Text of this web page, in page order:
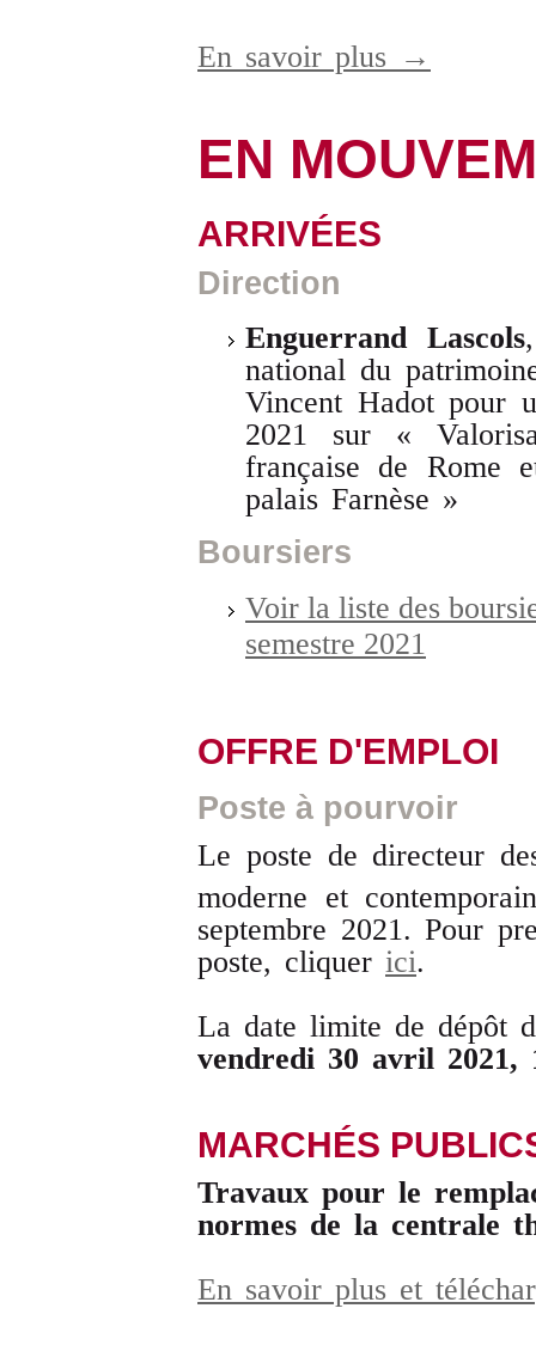
En savoir plus →
EN
ARRIVÉES
Direction
Enguerrand Lascols
national du
Vincent Hadot pour
2021 sur «
française de Rome
palais Farnèse »
Boursiers
Voir la liste des
semestre 2021
OFFRE D'EMPLOI
Poste à pourvoir
Le poste de directeur
moderne et
septembre 2021. Pour
poste, cliquer ici.
La date limite de dépôt
vendredi 30 avril 2021,
MARCHÉS
Travaux pour le
normes de la centrale
En savoir plus et